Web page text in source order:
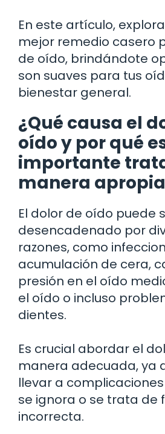
En este artículo,
mejor remedio casero
de oído, brindándote
son suaves para tus
bienestar general.
¿Qué causa el
oído y por qué
importante
manera
El dolor de oído puede
desencadenado por
razones, como
acumulación de cera,
presión en el oído
el oído o incluso
dientes.
Es crucial abordar el
manera adecuada, ya
llevar a
se ignora o se trata de
incorrecta.